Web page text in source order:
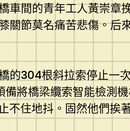
間的青年工人黃崇章
節莫名痛苦悲傷。
的304根斜拉索停止一
將橋梁纜索智能檢測
住地抖。固然他們挨